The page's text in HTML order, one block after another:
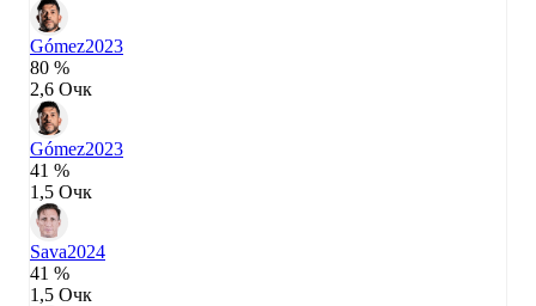
Gómez2023
80 %
2,6 Очк
Gómez2023
41 %
1,5 Очк
Sava2024
41 %
1,5 Очк